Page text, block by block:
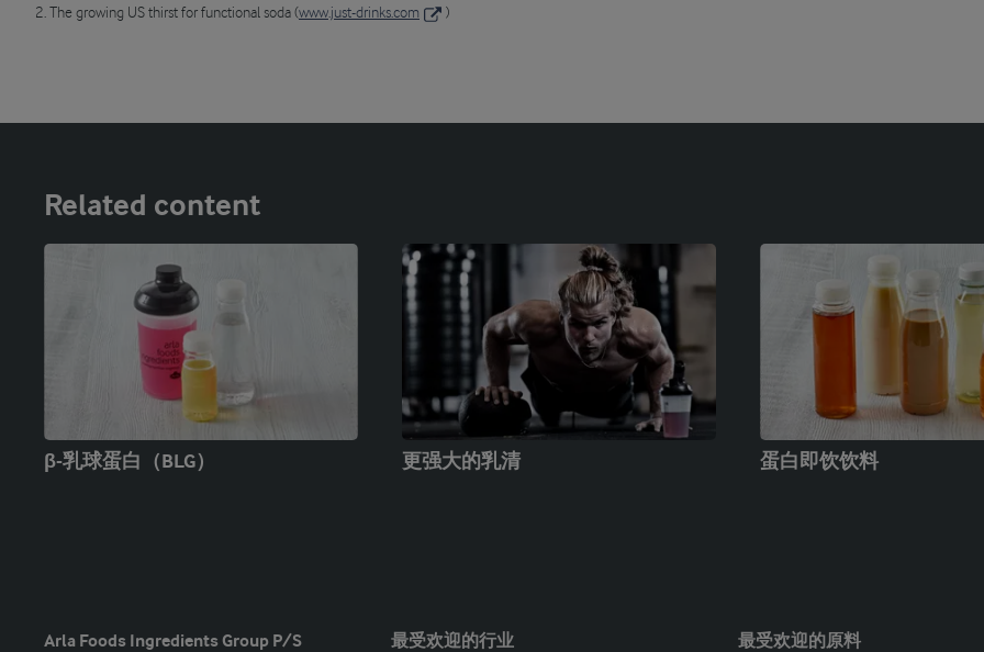
2. The growing US thirst for functional soda (www.just-drinks.com )
Related content
β-乳球蛋白（BLG） 更强大的乳清 蛋白即饮饮料
Arla Foods Ingredients Group P/S 最受欢迎的行业 最受欢迎的原料